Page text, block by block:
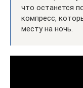
что останется
компресс,
месту на ночь.